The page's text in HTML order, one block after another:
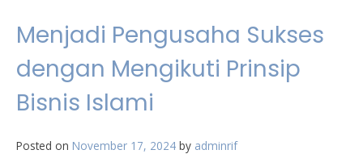
Menjadi Pengusaha Sukses
dengan Mengikuti Prinsip
Bisnis Islami
Posted on November 17, 2024 by adminrif